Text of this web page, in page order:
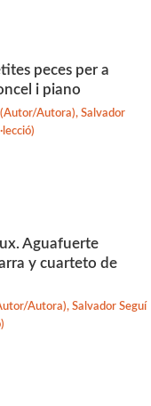
peces per a
i piano
Autora), Salvador
Aguafuerte
y cuarteto de
Autora), Salvador Seguí